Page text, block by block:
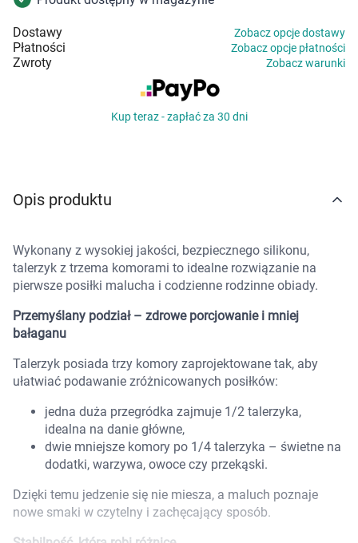
Korzystamy z plików cookies w celu
Zabawki
Marki
Dostawy Zobacz opcje dostawy
Płatności Zobacz opcje płatności
Zwroty Zobacz warunki
Kup teraz - zapłać za 30 dni
Opis produktu
Wykonany z wysokiej jakości, bezpiecznego silikonu,
talerzyk z trzema komorami to idealne rozwiązanie na
pierwsze posiłki malucha i codzienne rodzinne obiady.
Przemyślany podział – zdrowe porcjowanie i mniej
bałaganu
Talerzyk posiada trzy komory zaprojektowane tak, aby
ułatwiać podawanie zróżnicowanych posiłków:
jedna duża przegródka zajmuje 1/2 talerzyka,
idealna na danie główne,
dwie mniejsze komory po 1/4 talerzyka – świetne na
dodatki, warzywa, owoce czy przekąski.
Dzięki temu jedzenie się nie miesza, a maluch poznaje
nowe smaki w czytelny i zachęcający sposób.